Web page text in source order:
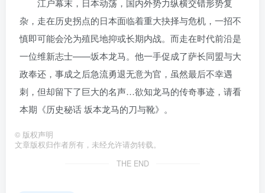
江户幕末，日本动荡，国内外势力纵横交错形势复
杂，走在历史拐点的日本面临着重大抉择与危机，一招不
慎即可能会沦为殖民地抑或长期内战。而走在时代前沿是
一位维新志士——坂本龙马。他一手促成了萨长同盟与大
政奉还，事成之后急流勇退无意为官，虽然最后不幸遇
刺，但却留下了巨大的名声…欲知龙马的传奇事迹，请看
本期《历史秘话 坂本龙马的刀与靴》。
© 版权声明
文章版权归作者所有，未经允许请勿转载。
THE END